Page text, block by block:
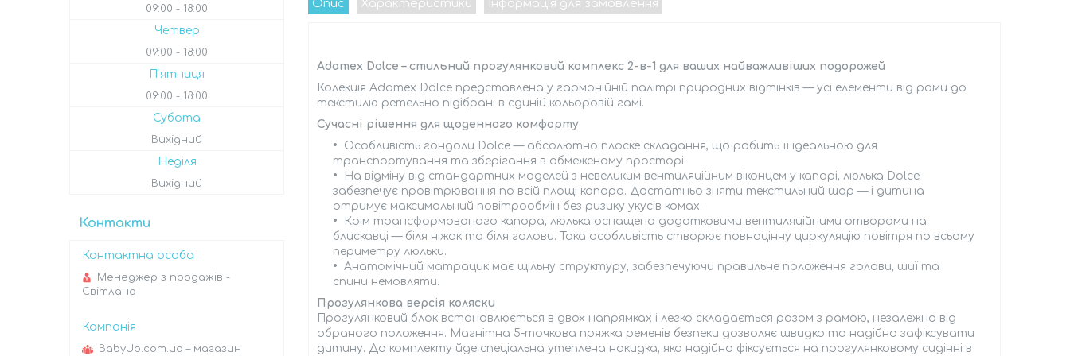
Опис Характеристики Інформація для замовлення
Adamex Dolce – стильний прогулянковий комплекс 2-в-1 для ваших найважливіших подорожей
Колекція Adamex Dolce представлена у гармонійній палітрі природних відтінків — усі елементи від рами до
текстилю ретельно підібрані в єдиній кольоровій гамі.
Сучасні рішення для щоденного комфорту
Особливість гондоли Dolce — абсолютно плоске складання, що робить її ідеальною для
транспортування та зберігання в обмеженому просторі.
На відміну від стандартних моделей з невеликим вентиляційним віконцем у капорі, люлька Dolce
забезпечує провітрювання по всій площі капора. Достатньо зняти текстильний шар — і дитина
отримує максимальний повітрообмін без ризику укусів комах.
Крім трансформованого капора, люлька оснащена додатковими вентиляційними отворами на
блискавці — біля ніжок та біля голови. Така особливість створює повноцінну циркуляцію повітря по всьому
периметру люльки.
Анатомічний матрацик має щільну структуру, забезпечуючи правильне положення голови, шиї та
спини немовляти.
Прогулянкова версія коляски
Прогулянковий блок встановлюється в двох напрямках і легко складається разом з рамою, незалежно від
обраного положення. Магнітна 5-точкова пряжка ременів безпеки дозволяє швидко та надійно зафіксувати
дитину. До комплекту йде спеціальна утеплена накидка, яка надійно фіксується на прогулянковому сидінні в
09:00 18:00
Четвер
09:00 18:00
Пʼятниця
09:00 18:00
Субота
Вихідний
Неділя
Вихідний
Контакти
Менеджер з продажів -
Світлана
BabyUp.com.ua – магазин